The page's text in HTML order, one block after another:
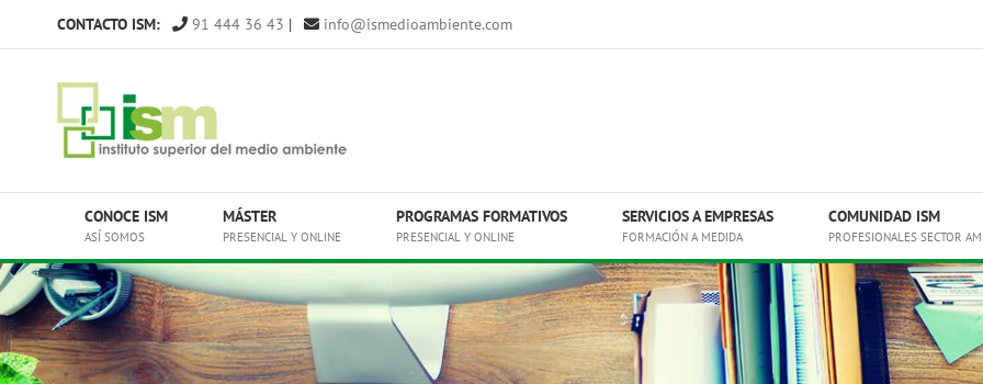
CONTACTO ISM: 91 444 36 43 | info@ismedioambiente.com
CONOCE ISM
ASÍ SOMOS
MÁSTER
PRESENCIAL Y ONLINE
PROGRAMAS FORMATIVOS
PRESENCIAL Y ONLINE
SERVICIOS A EMPRESAS
FORMACIÓN A MEDIDA
COMUNIDAD ISM
PROFESIONALES SECTOR